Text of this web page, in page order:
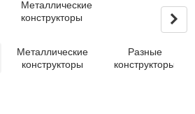
Металлические
конструкторы
Разные
конструкторы